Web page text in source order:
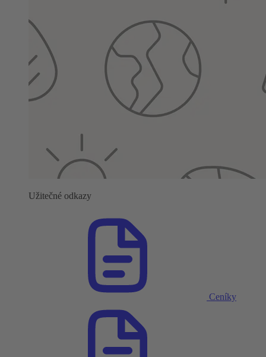
Užitečné odkazy
Ceníky